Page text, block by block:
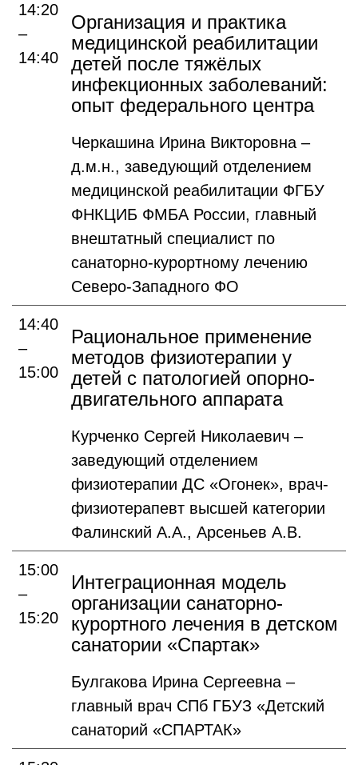
14:20
–
14:40
Организация и практика
медицинской реабилитации
детей после тяжёлых
инфекционных заболеваний:
опыт федерального центра
Черкашина Ирина Викторовна –
д.м.н., заведующий отделением
медицинской реабилитации ФГБУ
ФНКЦИБ ФМБА России, главный
внештатный специалист по
санаторно-курортному лечению
Северо-Западного ФО
14:40
–
15:00
Рациональное применение
методов физиотерапии у
детей с патологией опорно-
двигательного аппарата
Курченко Сергей Николаевич –
заведующий отделением
физиотерапии ДС «Огонек», врач-
физиотерапевт высшей категории
Фалинский А.А., Арсеньев А.В.
15:00
–
15:20
Интеграционная модель
организации санаторно-
курортного лечения в детском
санатории «Спартак»
Булгакова Ирина Сергеевна –
главный врач СПб ГБУЗ «Детский
санаторий «СПАРТАК»